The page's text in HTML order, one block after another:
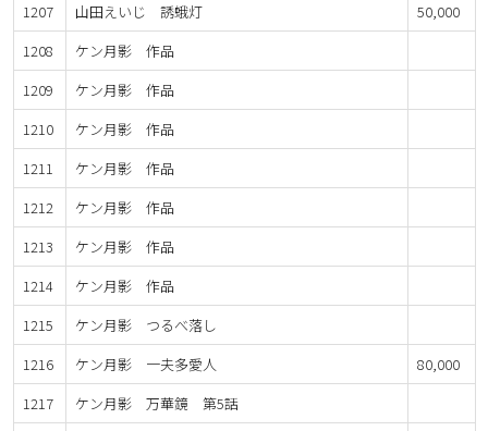
1207
山田えいじ 誘蛾灯
50,000
1208
ケン月影 作品
1209
ケン月影 作品
1210
ケン月影 作品
1211
ケン月影 作品
1212
ケン月影 作品
1213
ケン月影 作品
1214
ケン月影 作品
1215
ケン月影 つるべ落し
1216
ケン月影 一夫多愛人
80,000
1217
ケン月影 万華鏡 第5話